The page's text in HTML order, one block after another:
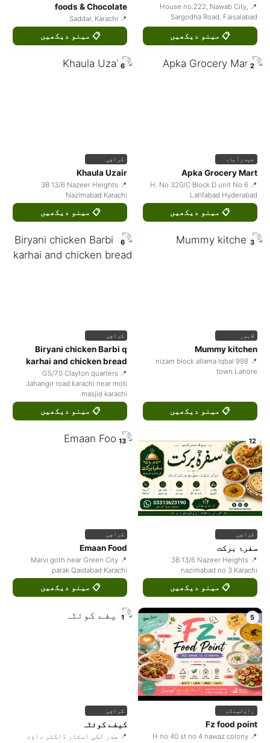
📍 House no.222, Nawab City,
Sargodha Road, Faisalabad
📋 مینو دیکھیں
foods & Chocolate
📍 Saddar, Karachi
📋 مینو دیکھیں
2
حیدرآباد
Apka Grocery Mart
📍 H. No 320/C Block D unit No 6
Latifabad Hyderabad
📋 مینو دیکھیں
6
کراچی
Khaula Uzair
📍 3B 13/6 Nazeer Heights
Nazimabad Karachi
📋 مینو دیکھیں
3
لاہور
Mummy kitchen
📍 998 nizam block allama Iqbal
town Lahore
📋 مینو دیکھیں
6
کراچی
Biryani chicken Barbi q
karhai and chicken bread
📍 G5/70 Clayton quarters
Jahangir road karachi near moti
masjid karachi.
📋 مینو دیکھیں
12
کراچی
سفرۂ برکت
📍 3B 13/6 Nazeer Heights
nazimabad no 3 Karachi
📋 مینو دیکھیں
13
کراچی
Emaan Food
📍 Marvi goth near Green City
parak Qaidabad Karachi
📋 مینو دیکھیں
5
راولپنڈی
Fz food point
📍 H no 40 st no 4 nawaz colony
1
کراچی
کیفے کوئٹہ
📍 صدر لکی اسٹار ڈاکٹر داؤد